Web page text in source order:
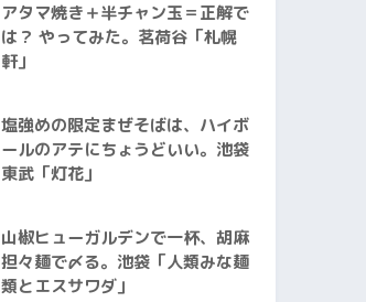
アタマ焼き＋半チャン玉＝正解で
は？ やってみた。茗荷谷「札幌
軒」
塩強めの限定まぜそばは、ハイボ
ールのアテにちょうどいい。池袋
東武「灯花」
山椒ヒューガルデンで一杯、胡麻
担々麺で〆る。池袋「人類みな麺
類とエスサワダ」